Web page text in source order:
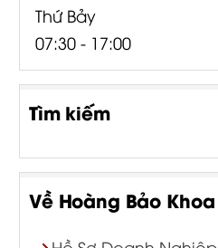
Thứ Bảy
07:30 - 17:00
Tìm kiếm
Về Hoàng Bảo Khoa